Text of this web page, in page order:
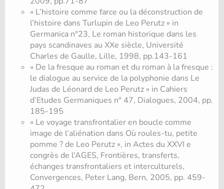
« L’histoire comme farce ou la déconstruction de
l’histoire dans Turlupin de Leo Perutz » in
Germanica n°23, Le roman historique dans les
pays scandinaves au XXe siècle, Université
Charles de Gaulle, Lille, 1998, pp.143-161
« De la fresque au roman et du roman à la fresque :
le dialogue au service de la polyphonie dans Le
Judas de Léonard de Leo Perutz » in Cahiers
d’Etudes Germaniques n° 47, Dialogues, 2004, pp.
185-195
« Le voyage transfrontalier en boucle comme
image de l’aliénation dans Où roules-tu, petite
pomme ? de Leo Perutz », in Actes du XXVI e
congrès de l’AGES, Frontières, transferts,
échanges transfrontaliers et interculturels,
Convergences, Peter Lang, Bern, 2005, pp. 459-